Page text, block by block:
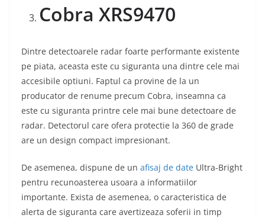
Cobra XRS9470
Dintre detectoarele radar foarte performante existente
pe piata, aceasta este cu siguranta una dintre cele mai
accesibile optiuni. Faptul ca provine de la un
producator de renume precum Cobra, inseamna ca
este cu siguranta printre cele mai bune detectoare de
radar. Detectorul care ofera protectie la 360 de grade
are un design compact impresionant.
De asemenea, dispune de un afisaj de date Ultra-Bright
pentru recunoasterea usoara a informatiilor
importante. Exista de asemenea, o caracteristica de
alerta de siguranta care avertizeaza soferii in timp